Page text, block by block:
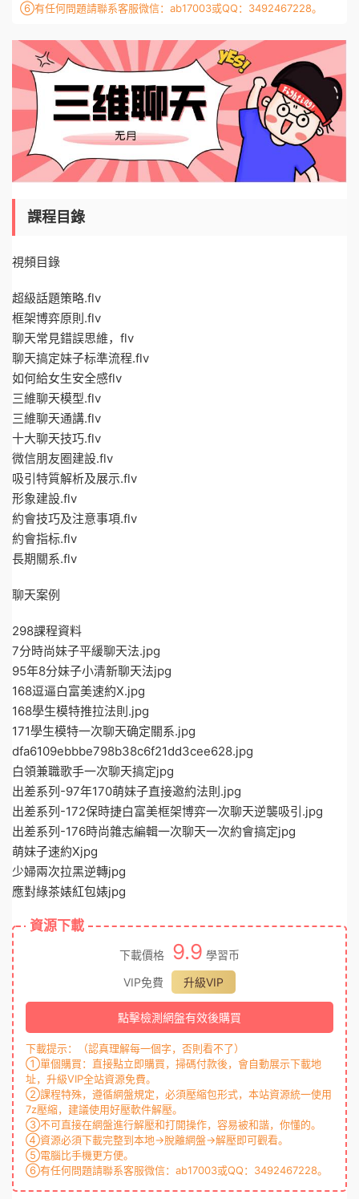
⑥有任何問題請聯系客服微信：ab17003或QQ：3492467228。
課程目錄
視頻目錄
超級話題策略.flv
框架博弈原則.flv
聊天常見錯誤思維，flv
聊天搞定妹子标準流程.flv
如何給女生安全感flv
三維聊天模型.flv
三維聊天通講.flv
十大聊天技巧.flv
微信朋友圈建設.flv
吸引特質解析及展示.flv
形象建設.flv
約會技巧及注意事項.flv
約會指标.flv
長期關系.flv
聊天案例
298課程資料
7分時尚妹子平緩聊天法.jpg
95年8分妹子小清新聊天法jpg
168逗逼白富美速約X.jpg
168學生模特推拉法則.jpg
171學生模特一次聊天确定關系.jpg
dfa6109ebbbe798b38c6f21dd3cee628.jpg
白領兼職歌手一次聊天搞定jpg
出差系列-97年170萌妹子直接邀約法則.jpg
出差系列-172保時捷白富美框架博弈一次聊天逆襲吸引.jpg
出差系列-176時尚雜志編輯一次聊天一次約會搞定jpg
萌妹子速約Xjpg
少婦兩次拉黑逆轉jpg
應對綠茶婊紅包婊jpg
資源下載
下載價格 9.9 學習币
VIP免費
升級VIP
點擊檢測網盤有效後購買
下載提示：（認真理解每一個字，否則看不了）
①單個購買：直接點立即購買，掃碼付款後，會自動展示下載地
址，升級VIP全站資源免費。
②課程特殊，遵循網盤規定，必須壓縮包形式，本站資源統一使用
7z壓縮，建議使用好壓軟件解壓。
③不可直接在網盤進行解壓和打開操作，容易被和諧，你懂的。
④資源必須下載完整到本地→脫離網盤→解壓即可觀看。
⑤電腦比手機更方便。
⑥有任何問題請聯系客服微信：ab17003或QQ：3492467228。